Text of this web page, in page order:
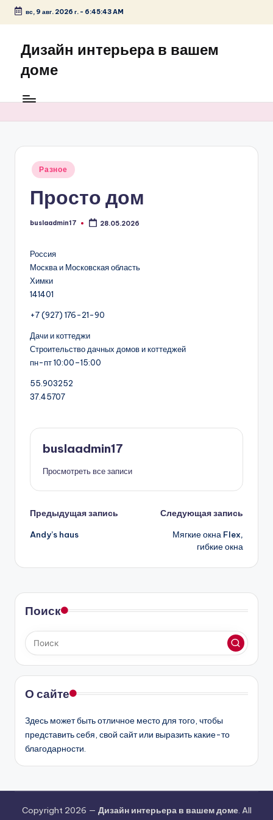
Перейти
содержимому
вс, 9 авг. 2026 г.- 6:45:43 AM
Дизайн интерьера в вашем
доме
Опубликовано
Разное
Просто дом
Запись
buslaadmin17 28.05.2026
Россия
Москва и Московская область
Химки
141401
+7 (927) 176-21-90
Дачи и коттеджи
Строительство дачных домов и коттеджей
пн-пт 10:00–15:00
55.903252
37.45707
buslaadmin17
Просмотреть все записи
Навигация
записи
Предыдущая запись
Andy’s haus
Следующая запись
Мягкие окна Flex,
гибкие окна
Поиск
О сайте
Здесь может быть отличное место для того, чтобы
представить себя, свой сайт или выразить какие-то
благодарности.
Copyright 2026 — Дизайн интерьера в вашем доме. All